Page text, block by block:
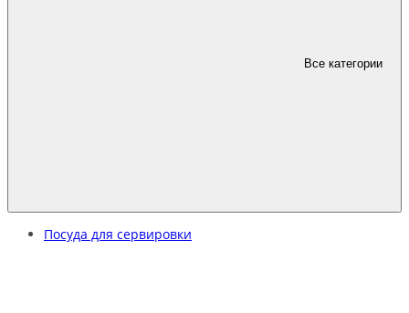
Все категории
Посуда для сервировки